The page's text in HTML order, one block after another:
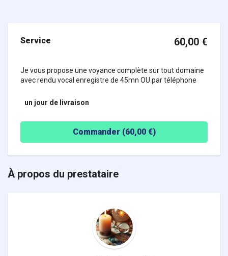
Service 60,00 €
Je vous propose une voyance complète sur tout domaine
avec rendu vocal enregistre de 45mn OU par téléphone
un jour de livraison
Commander (60,00€)
À propos du prestataire